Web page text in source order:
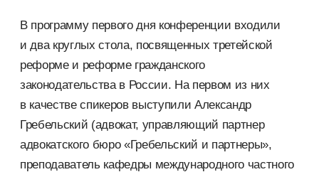
В программу первого дня конференции входили
и два круглых стола, посвященных третейской
реформе и реформе гражданского
законодательства в России. На первом из них
в качестве спикеров выступили Александр
Гребельский (адвокат, управляющий партнер
адвокатского бюро «Гребельский и партнеры»,
преподаватель кафедры международного частного